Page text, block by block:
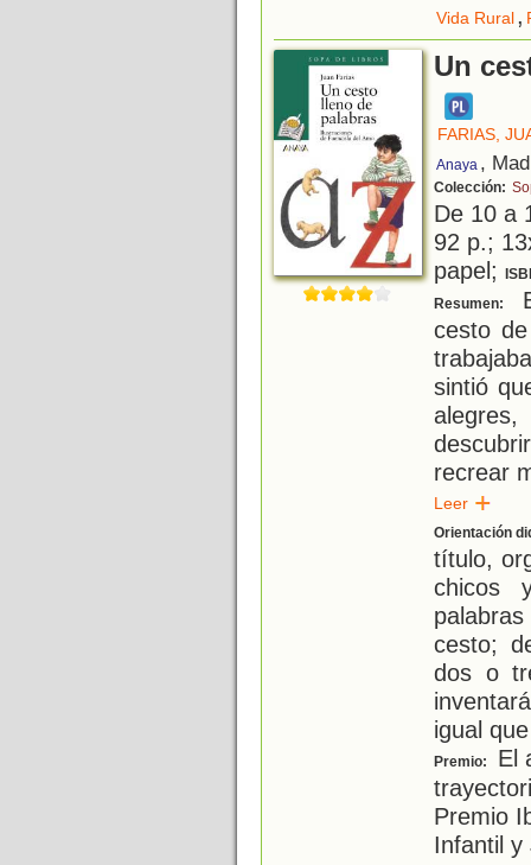
Vida Rural,
Un
FARIAS,
Anaya ,
Colección:
De 10 a
92 p.;
papel;
Resumen:
cesto
sintió
recrear
Leer
Orientación
título,
chicos
cesto;
dos o
igual
Premio:
El
Premio
Infantil y